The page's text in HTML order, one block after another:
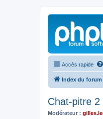
Accès rapide
Index du forum
Chat-pitre 2
Modérateur :